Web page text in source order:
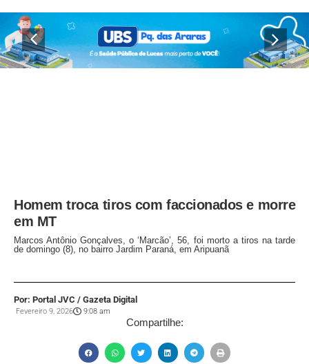
Homem troca tiros com faccionados e morre
em MT
Marcos Antônio Gonçalves, o ‘Marcão’, 56, foi morto a tiros na tarde
de domingo (8), no bairro Jardim Paraná, em Aripuanã
Por: Portal JVC / Gazeta Digital
Fevereiro 9, 2026 9:08 am
Compartilhe: